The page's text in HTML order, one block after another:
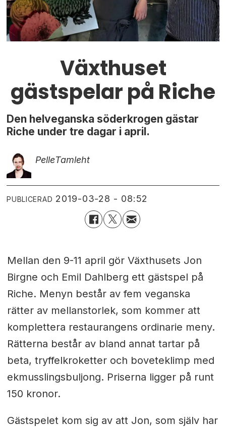
Växthuset
gästspelar på Riche
Den helveganska söderkrogen gästar
Riche under tre dagar i april.
PelleTamleht
PUBLICERAD 2019-03-28 - 08:52
Mellan den 9-11 april gör Växthusets Jon
Birgne och Emil Dahlberg ett gästspel på
Riche. Menyn består av fem veganska
rätter av mellanstorlek, som kommer att
komplettera restaurangens ordinarie meny.
Rätterna består av bland annat tartar på
beta, tryffelkroketter och boveteklimp med
ekmusslingsbuljong. Priserna ligger på runt
150 kronor.
Gästspelet kom sig av att Jon, som själv har